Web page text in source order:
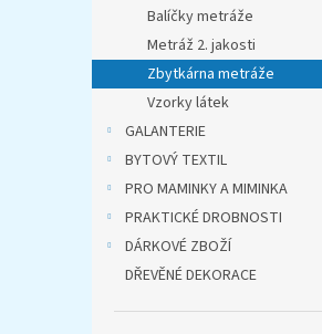
Balíčky metráže
Metráž 2. jakosti
Zbytkárna metráže
Vzorky látek
GALANTERIE
BYTOVÝ TEXTIL
PRO MAMINKY A MIMINKA
PRAKTICKÉ DROBNOSTI
DÁRKOVÉ ZBOŽÍ
DŘEVĚNÉ DEKORACE